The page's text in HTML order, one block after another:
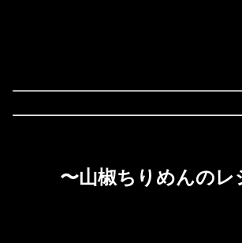
〜山椒ちりめんのレ